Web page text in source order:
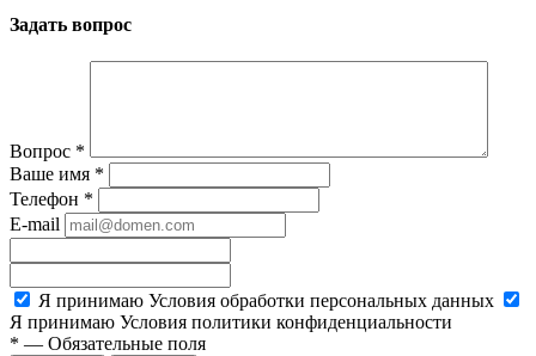
Задать вопрос
Вопрос *
Ваше имя *
Телефон *
E-mail
Я принимаю Условия обработки персональных данных
Я принимаю Условия политики конфиденциальности
* — Обязательные поля